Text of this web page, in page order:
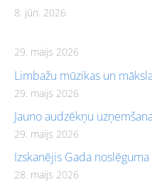
8. jūn. 2026
29. maijs 2026
Limbažu mūzikas un
29. maijs 2026
Jauno audzēkņu
29. maijs 2026
Izskanējis Gada
28. maijs 2026